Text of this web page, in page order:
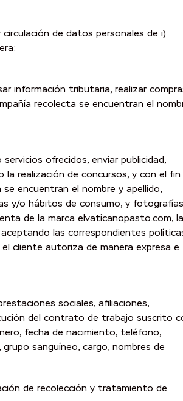
de datos personales de i)
información tributaria, realizar
recolecta se encuentran el
ofrecidos, enviar publicidad,
realización de concursos, y con el fin
encuentran el nombre y apellido,
y/o hábitos de consumo, y
de la marca elvaticanopasto.com,
aceptando las correspondientes
cliente autoriza de manera expresa e
sociales, afiliaciones,
del contrato de trabajo suscrito
fecha de nacimiento, teléfono,
sanguíneo, cargo, nombres de
de recolección y tratamiento de